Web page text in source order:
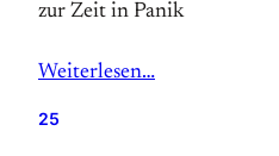
zur Zeit in Panik
Weiterlesen…
25